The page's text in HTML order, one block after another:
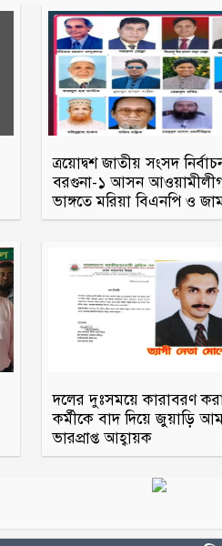
ত্রয়োদ্বশ জাতীয় সংসদ
বরগুনা-১ আসন
ভাঙ্গতে মরিয়া বিএনপি ও
দলের দুঃসময়ে কারাবরণ
কর্মীকে বাদ দিয়ে জুয়াড়ি
ভারপ্রাপ্ত আহ্বায়ক